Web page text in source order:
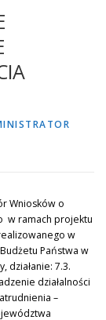
Wniosków o
w ramach projektu
w
Państwa w
działanie: 7.3.
działalności
–